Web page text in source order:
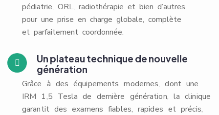
pédiatrie, ORL, radiothérapie et bien d’autres,
pour une prise en charge globale, complète
et parfaitement coordonnée.
Un plateau technique de nouvelle
génération
Grâce à des équipements modernes, dont une
IRM 1,5 Tesla de dernière génération, la clinique
garantit des examens fiables, rapides et précis,